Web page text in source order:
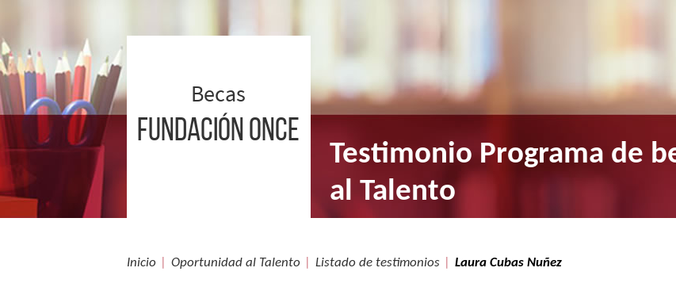
contenido
Becas
Fundación ONCE
inicio
Testimonio Programa de
al Talento
Inicio Oportunidad al Talento Listado de testimonios Laura Cubas Nuñez